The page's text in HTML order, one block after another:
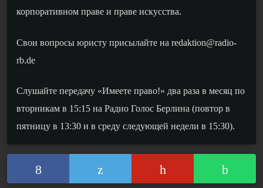
корпоративном праве и праве искусства.
Свои вопросы юристу присылайте на redaktion@radio-
rb.de
Слушайте передачу «Имеете право!» два раза в месяц по
вторникам в 15:15 на Радио Голос Берлина (повтор в
пятницу в 13:30 и в среду следующей недели в 15:30).